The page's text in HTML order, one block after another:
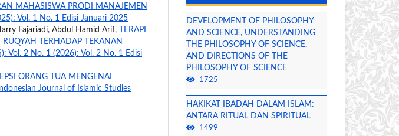
MAHASISWA PRODI MANAJEMEN
Vol. 1 No. 1 Edisi Januari 2025
Fajariadi, Abdul Hamid Arif,
TERAPI
TERHADAP TEKANAN
Vol. 2 No. 1 (2026): Vol. 2 No. 1 Edisi
ORANG TUA MENGENAI
Indonesian Journal of Islamic Studies
DEVELOPMENT OF PHILOSOPHY
AND SCIENCE, UNDERSTANDING
THE PHILOSOPHY OF SCIENCE,
AND DIRECTIONS OF THE
PHILOSOPHY OF SCIENCE
1725
HAKIKAT IBADAH DALAM ISLAM:
ANTARA RITUAL DAN SPIRITUAL
1499